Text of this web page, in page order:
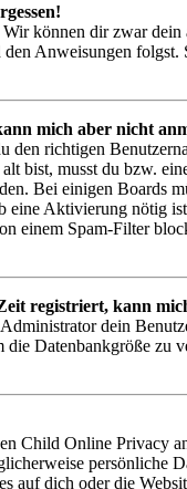
können dir zwar dein
den Anweisungen
mich aber nicht
den richtigen
alt bist, musst du bzw.
Bei einigen Boards
eine Aktivierung nötig
einem Spam-Filter
registriert, kann
dein
die Datenbankgröße
Child Online Privacy
persönliche
auf dich oder die